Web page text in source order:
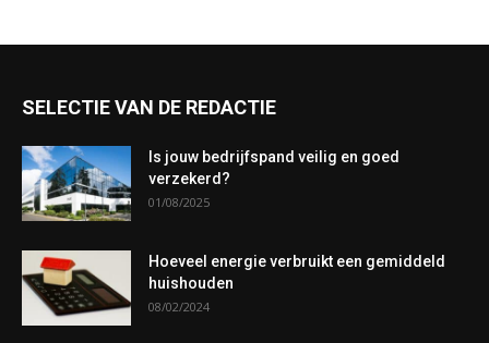
SELECTIE VAN DE REDACTIE
Is jouw bedrijfspand veilig en goed
verzekerd?
01/08/2025
Hoeveel energie verbruikt een gemiddeld
huishouden
08/02/2024